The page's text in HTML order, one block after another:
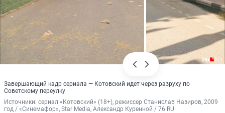
Завершающий кадр сериала — Котовский идет через разруху по
Советскому переулку
Источники: сериал «Котовский» (18+), режиссер Станислав Назиров, 2009
год / «Синемафор», Star Media, Александр Куренной / 76.RU